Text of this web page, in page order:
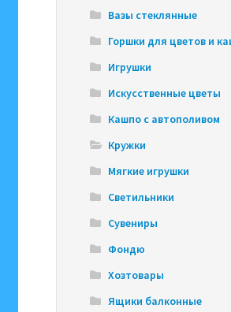
Вазы стеклянные
Горшки для цветов и
Игрушки
Искусственные цветы
Кашпо с автополивом
Кружки
Мягкие игрушки
Светильники
Сувениры
Фондю
Хозтовары
Ящики балконные